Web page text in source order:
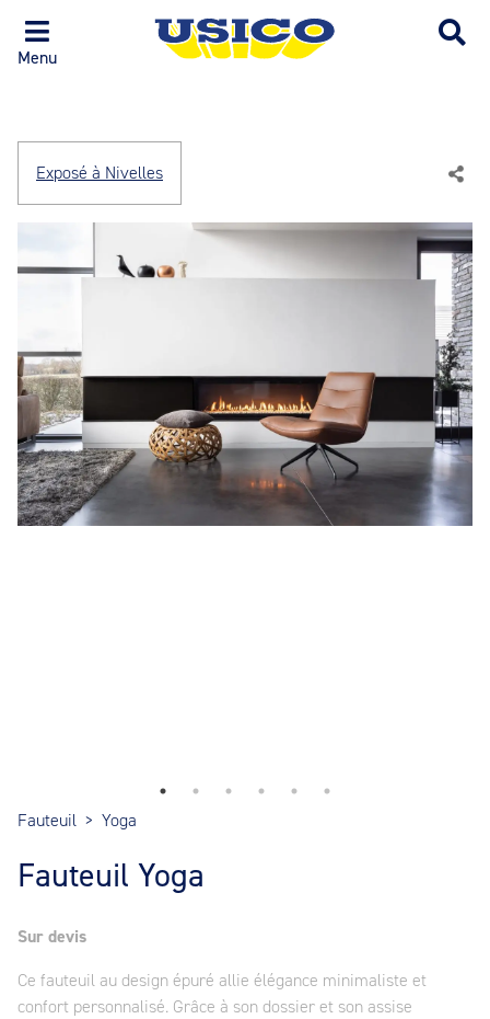
Menu
Exposé à Nivelles
Fauteuil > Yoga
Fauteuil Yoga
Sur devis
Ce fauteuil au design épuré allie élégance minimaliste et
confort personnalisé. Grâce à son dossier et son assise